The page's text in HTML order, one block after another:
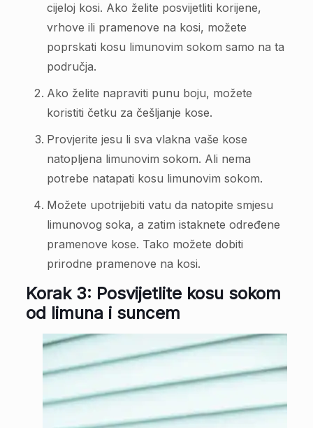
cijeloj kosi. Ako želite posvijetliti korijene,
vrhove ili pramenove na kosi, možete
poprskati kosu limunovim sokom samo na ta
područja.
Ako želite napraviti punu boju, možete
koristiti četku za češljanje kose.
Provjerite jesu li sva vlakna vaše kose
natopljena limunovim sokom. Ali nema
potrebe natapati kosu limunovim sokom.
Možete upotrijebiti vatu da natopite smjesu
limunovog soka, a zatim istaknete određene
pramenove kose. Tako možete dobiti
prirodne pramenove na kosi.
Korak 3: Posvijetlite kosu sokom
od limuna i suncem